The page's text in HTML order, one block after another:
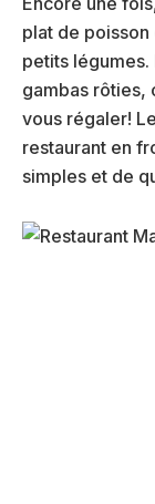
plat de
petits
gambas rôties,
vous régaler!
restaurant en
simples et de